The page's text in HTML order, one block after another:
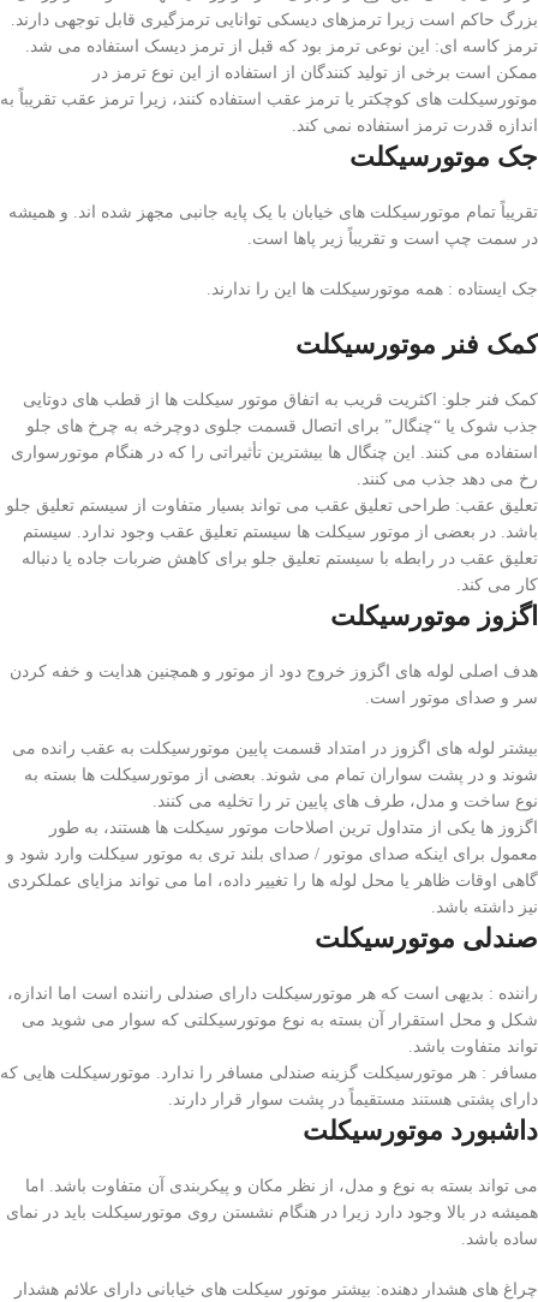
بزرگ حاکم است زیرا ترمزهای دیسکی توانایی ترمزگیری قابل توجهی دارند.
ترمز کاسه ای: این نوعی ترمز بود که قبل از ترمز دیسک استفاده می شد.
ممکن است برخی از تولید کنندگان از استفاده از این نوع ترمز در
موتورسیکلت های کوچکتر یا ترمز عقب استفاده کنند، زیرا ترمز عقب تقریباً به
اندازه قدرت ترمز استفاده نمی کند.
جک موتورسیکلت
تقریباً تمام موتورسیکلت های خیابان با یک پایه جانبی مجهز شده اند. و همیشه
در سمت چپ است و تقریباً زیر پاها است.
جک ایستاده : همه موتورسیکلت ها این را ندارند.
کمک فنر موتورسیکلت
کمک فنر جلو: اکثریت قریب به اتفاق موتور سیکلت ها از قطب های دوتایی
جذب شوک یا “چنگال” برای اتصال قسمت جلوی دوچرخه به چرخ های جلو
استفاده می کنند. این چنگال ها بیشترین تأثیراتی را که در هنگام موتورسواری
رخ می دهد جذب می کنند.
تعلیق عقب: طراحی تعلیق عقب می تواند بسیار متفاوت از سیستم تعلیق جلو
باشد. در بعضی از موتور سیکلت ها سیستم تعلیق عقب وجود ندارد. سیستم
تعلیق عقب در رابطه با سیستم تعلیق جلو برای کاهش ضربات جاده یا دنباله
کار می کند.
اگزوز موتورسیکلت
هدف اصلی لوله های اگزوز خروج دود از موتور و همچنین هدایت و خفه کردن
سر و صدای موتور است.
بیشتر لوله های اگزوز در امتداد قسمت پایین موتورسیکلت به عقب رانده می
شوند و در پشت سواران تمام می شوند. بعضی از موتورسیکلت ها بسته به
نوع ساخت و مدل، طرف های پایین تر را تخلیه می کنند.
اگزوز ها یکی از متداول ترین اصلاحات موتور سیکلت ها هستند، به طور
معمول برای اینکه صدای موتور / صدای بلند تری به موتور سیکلت وارد شود و
گاهی اوقات ظاهر یا محل لوله ها را تغییر داده، اما می تواند مزایای عملکردی
نیز داشته باشد.
صندلی موتورسیکلت
راننده : بدیهی است که هر موتورسیکلت دارای صندلی راننده است اما اندازه،
شکل و محل استقرار آن بسته به نوع موتورسیکلتی که سوار می شوید می
تواند متفاوت باشد.
مسافر : هر موتورسیکلت گزینه صندلی مسافر را ندارد. موتورسیکلت هایی که
دارای پشتی هستند مستقیماً در پشت سوار قرار دارند.
داشبورد موتورسیکلت
می تواند بسته به نوع و مدل، از نظر مکان و پیکربندی آن متفاوت باشد. اما
همیشه در بالا وجود دارد زیرا در هنگام نشستن روی موتورسیکلت باید در نمای
ساده باشد.
چراغ های هشدار دهنده: بیشتر موتور سیکلت های خیابانی دارای علائم هشدار